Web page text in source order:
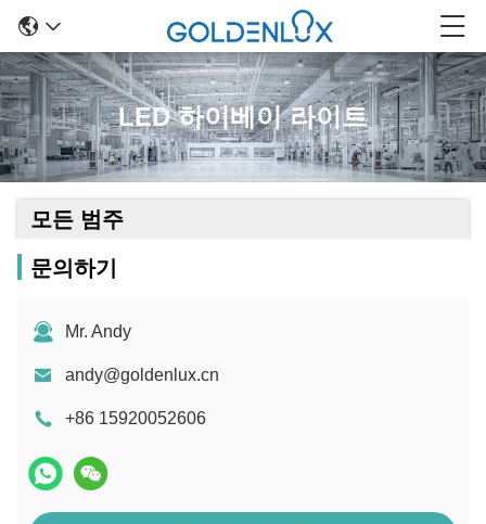
LED 하이베이 라이트
모든 범주
문의하기
Mr. Andy
andy@goldenlux.cn
+86 15920052606